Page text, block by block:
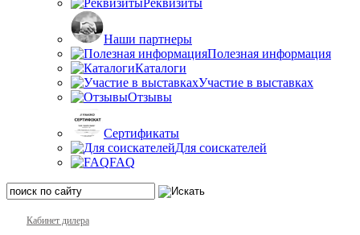
Наши партнеры
Полезная информация
Каталоги
Участие в выставках
Отзывы
Сертификаты
Для соискателей
FAQ
Кабинет дилера